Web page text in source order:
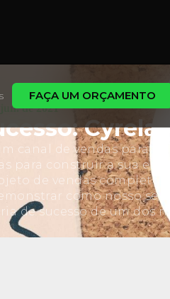
FAÇA UM ORÇAMENTO
jun. de 2021
Cyrela
canal de vendas para a
para construir a sua
de vendas completo,
como nosso
de sucesso de um dos